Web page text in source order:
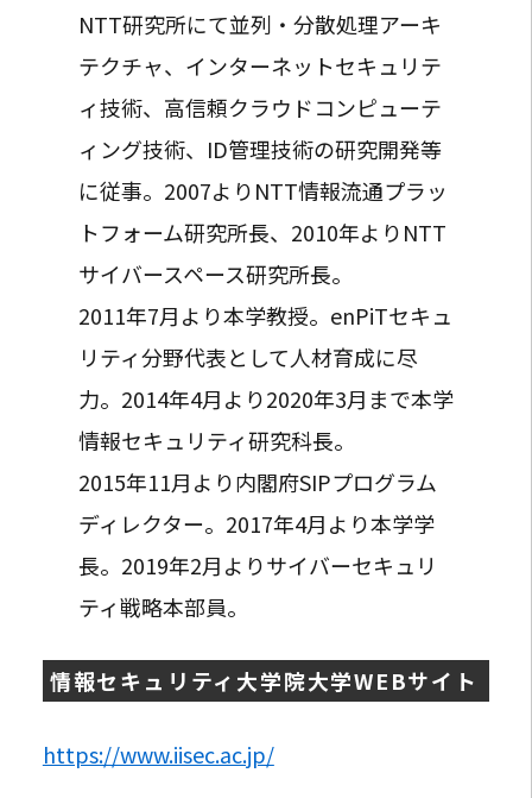
NTT研究所にて並列・分散処理アーキ
テクチャ、インターネットセキュリテ
ィ技術、高信頼クラウドコンピューテ
ィング技術、ID管理技術の研究開発等
に従事。2007よりNTT情報流通プラッ
トフォーム研究所長、2010年よりNTT
サイバースペース研究所長。
2011年7月より本学教授。enPiTセキュ
リティ分野代表として人材育成に尽
力。2014年4月より2020年3月まで本学
情報セキュリティ研究科長。
2015年11月より内閣府SIPプログラム
ディレクター。2017年4月より本学学
長。2019年2月よりサイバーセキュリ
ティ戦略本部員。
情報セキュリティ大学院大学WEBサイト
https://www.iisec.ac.jp/